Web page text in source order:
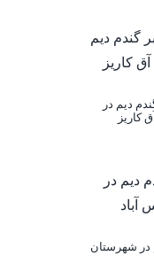
دیم در
کاریز
در شهرستان